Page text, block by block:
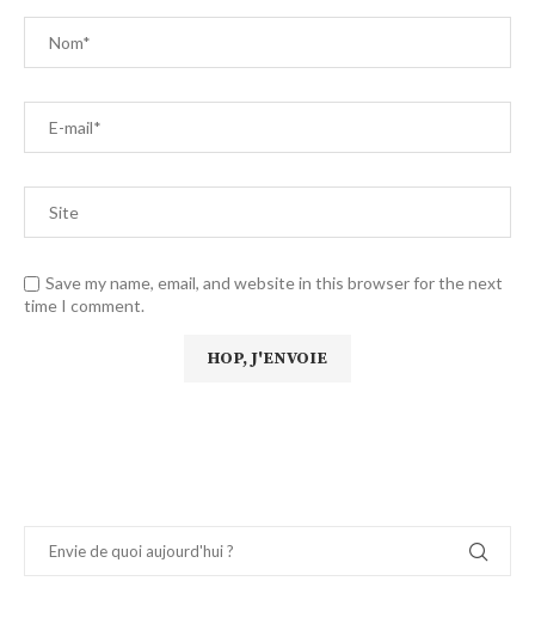
Save my name, email, and website in this browser for the next
time I comment.